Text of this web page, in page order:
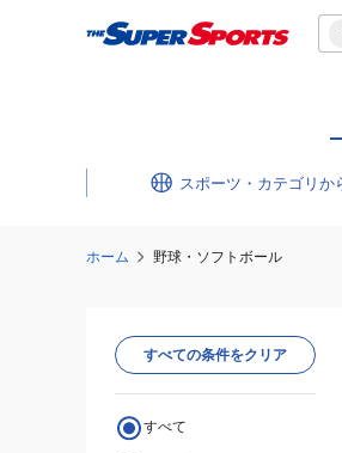
スポーツ・カテゴリ
ホーム 野球・ソフトボール
すべての条件をクリア
すべて